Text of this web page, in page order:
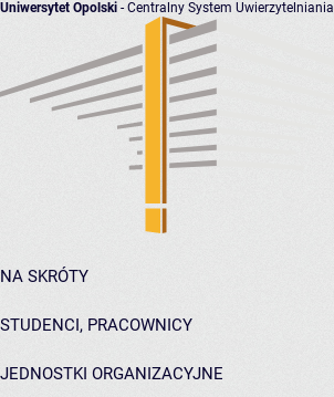
Uniwersytet Opolski - Centralny System Uwierzytelniania
NA SKRÓTY
STUDENCI, PRACOWNICY
JEDNOSTKI ORGANIZACYJNE